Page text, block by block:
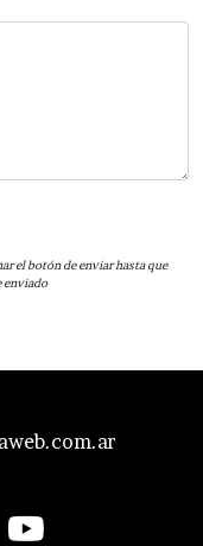
el botón de enviar hasta que
enviado